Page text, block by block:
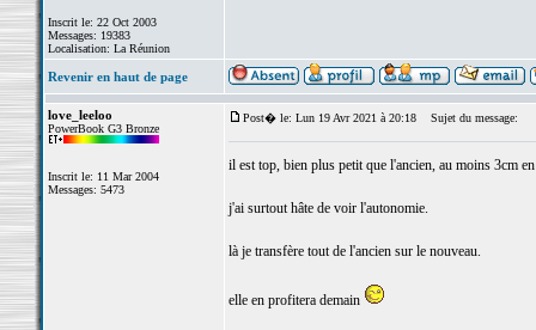
Inscrit le: 22 Oct 2003
Messages: 19383
Localisation: La Réunion
Revenir en haut de page
love_leeloo
PowerBook G3 Bronze
Inscrit le: 11 Mar 2004
Messages: 5473
Post� le: Lun 19 Avr 2021 à 20:18 Sujet du message:
il est top, bien plus petit que l'ancien, au moins 3cm
j'ai surtout hâte de voir l'autonomie.
là je transfère tout de l'ancien sur le nouveau.
elle en profitera demain